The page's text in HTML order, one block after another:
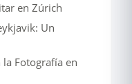
en Zúrich
Un
Fotografía en